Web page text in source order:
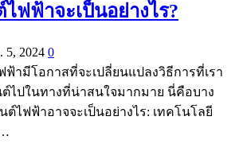
ฟฟ้าจะเป็นอย่างไร?
5, 2024 0
ามีโอกาสที่จะเปลี่ยนแปลงวิธีการที่เรา
ไปในทางที่น่าสนใจมากมาย นี่คือบาง
ไฟฟ้าอาจจะเป็นอย่างไร: เทคโนโลยี